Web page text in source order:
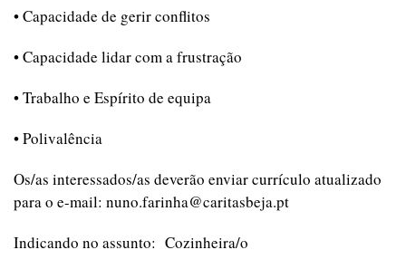
• Capacidade de gerir conflitos
• Capacidade lidar com a frustração
• Trabalho e Espírito de equipa
• Polivalência
Os/as interessados/as deverão enviar currículo atualizado
para o e-mail: nuno.farinha@caritasbeja.pt
Indicando no assunto: Cozinheira/o